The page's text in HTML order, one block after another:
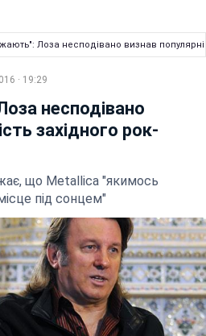
Лоза несподівано визнав
· 19:29
несподівано
західного рок-
що Metallica "якимось
під сонцем"